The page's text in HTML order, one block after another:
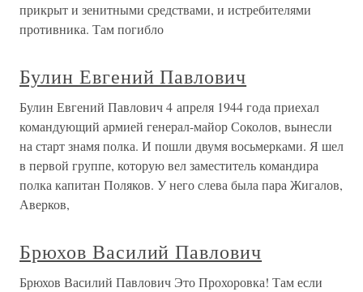
прикрыт и зенитными средствами, и истребителями
противника. Там погибло
Булин Евгений Павлович
Булин Евгений Павлович 4 апреля 1944 года приехал
командующий армией генерал-майор Соколов, вынесли
на старт знамя полка. И пошли двумя восьмерками. Я шел
в первой группе, которую вел заместитель командира
полка капитан Поляков. У него слева была пара Жигалов,
Аверков,
Брюхов Василий Павлович
Брюхов Василий Павлович Это Прохоровка! Там если